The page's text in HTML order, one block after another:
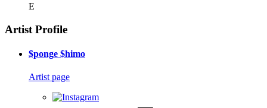
E
Artist Profile
$ponge $himo
Artist page